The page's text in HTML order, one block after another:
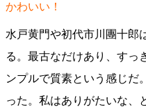
かわいい！
水戸黄門や初代市川團十郎
る。最古なだけあり、すっ
ンプルで質素という感じだ
った。私はありがたいな、